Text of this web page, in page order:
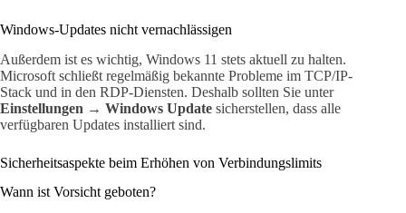
Windows-Updates nicht vernachlässigen
Außerdem ist es wichtig, Windows 11 stets aktuell zu halten.
Microsoft schließt regelmäßig bekannte Probleme im TCP/IP-
Stack und in den RDP-Diensten. Deshalb sollten Sie unter
Einstellungen → Windows Update sicherstellen, dass alle
verfügbaren Updates installiert sind.
Sicherheitsaspekte beim Erhöhen von Verbindungslimits
Wann ist Vorsicht geboten?